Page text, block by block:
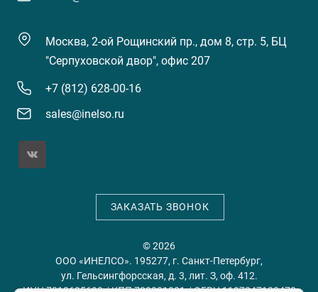
Москва, 2-ой Рощинский пр., дом 8, стр. 5, БЦ
"Серпуховской двор", офис 207
+7 (812) 628-00-16
sales@inelso.ru
ЗАКАЗАТЬ ЗВОНОК
© 2026
ООО «ИНЕЛСО». 195277, г. Санкт-Петербург,
ул. Гельсингфорсская, д. 3, лит. З, оф. 412.